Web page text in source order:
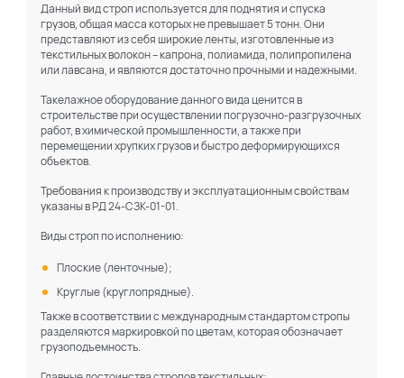
Данный вид строп используется для поднятия и спуска
грузов, общая масса которых не превышает 5 тонн. Они
представляют из себя широкие ленты, изготовленные из
текстильных волокон – капрона, полиамида, полипропилена
или лавсана, и являются достаточно прочными и надежными.
Такелажное оборудование данного вида ценится в
строительстве при осуществлении погрузочно-разгрузочных
работ, в химической промышленности, а также при
перемещении хрупких грузов и быстро деформирующихся
объектов.
Требования к производству и эксплуатационным свойствам
указаны в РД 24-СЗК-01-01.
Виды строп по исполнению:
Плоские (ленточные);
Круглые (круглопрядные).
Также в соответствии с международным стандартом стропы
разделяются маркировкой по цветам, которая обозначает
грузоподъемность.